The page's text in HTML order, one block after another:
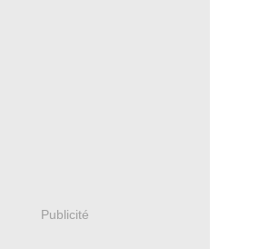
Publicité